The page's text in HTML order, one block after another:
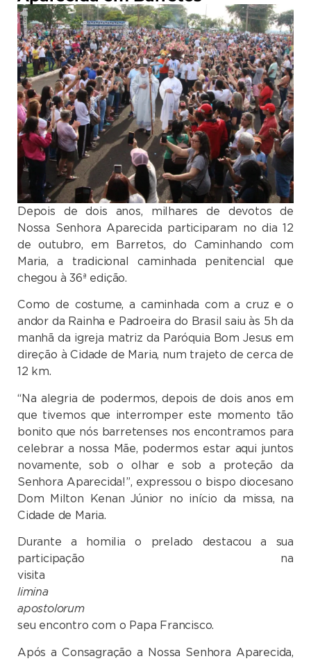
Depois de dois anos, milhares de devotos de
Nossa Senhora Aparecida participaram no dia 12
de outubro, em Barretos, do Caminhando com
Maria, a tradicional caminhada penitencial que
chegou à 36ª edição.
Como de costume, a caminhada com a cruz e o
andor da Rainha e Padroeira do Brasil saiu às 5h da
manhã da igreja matriz da Paróquia Bom Jesus em
direção à Cidade de Maria, num trajeto de cerca de
12 km.
“Na alegria de podermos, depois de dois anos em
que tivemos que interromper este momento tão
bonito que nós barretenses nos encontramos para
celebrar a nossa Mãe, podermos estar aqui juntos
novamente, sob o olhar e sob a proteção da
Senhora Aparecida!”, expressou o bispo diocesano
Dom Milton Kenan Júnior no início da missa, na
Cidade de Maria.
Durante a homilia o prelado destacou a sua
participação na
limina
seu encontro com o Papa Francisco.
Após a Consagração a Nossa Senhora Aparecida,